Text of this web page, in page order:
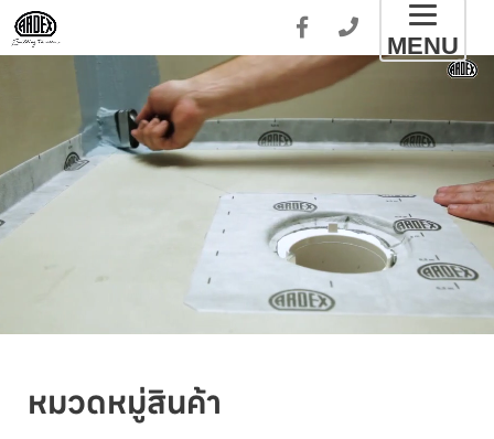
MENU
หมวดหมู่สินค้า